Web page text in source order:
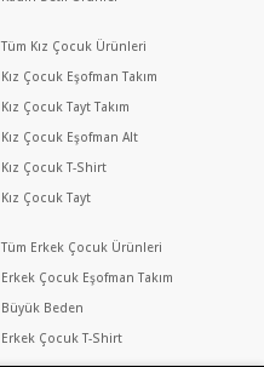
Tüm Kız Çocuk Ürünleri
Kız Çocuk Eşofman Takım
Kız Çocuk Tayt Takım
Kız Çocuk Eşofman Alt
Kız Çocuk T-Shirt
Kız Çocuk Tayt
Tüm Erkek Çocuk Ürünleri
Erkek Çocuk Eşofman Takım
Büyük Beden
Erkek Çocuk T-Shirt